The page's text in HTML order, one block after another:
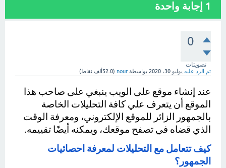
1 إجابة واحدة
0
تصويتات
تم الرد عليه يوليو 30، 2020 بواسطة nour
(52.0ألف نقاط)
الذي قضاه في تصفح موقعك، ويمكنه أيضًا تقييمه.
الجمهور؟